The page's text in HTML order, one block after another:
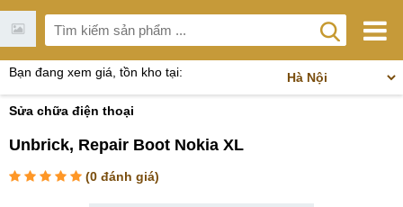
Bạn đang xem giá, tồn kho tại:
Sửa chữa điện thoại
Unbrick, Repair Boot Nokia XL
(0 đánh giá)